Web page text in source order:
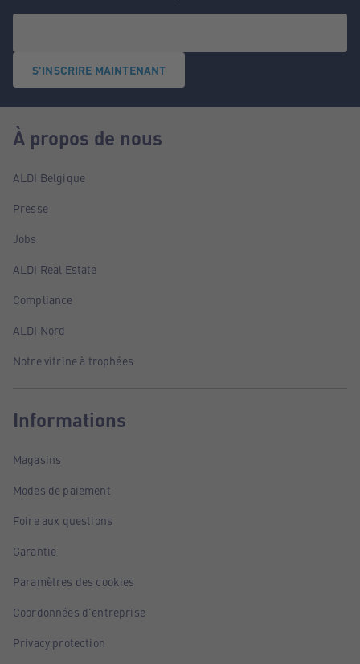
S'INSCRIRE MAINTENANT
À propos de nous
ALDI Belgique
Presse
Jobs
ALDI Real Estate
Compliance
ALDI Nord
Notre vitrine à trophées
Informations
Magasins
Modes de paiement
Foire aux questions
Garantie
Paramètres des cookies
Coordonnées d'entreprise
Privacy protection